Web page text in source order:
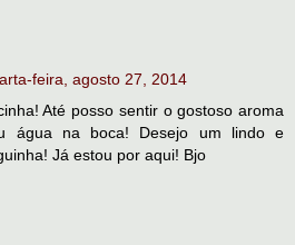
feira, agosto 27, 2014
Até posso sentir o gostoso aroma
água na boca! Desejo um lindo e
Já estou por aqui! Bjo